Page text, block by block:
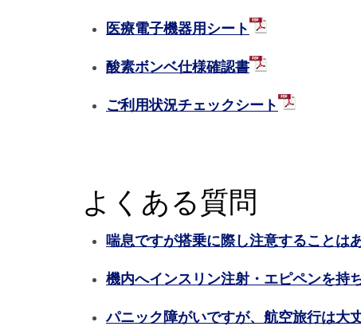
医療電子機器用シート
酸素ボンベ仕様確認書
ご利用状況チェックシート
よくある質問
喘息ですが搭乗に際し注意することは
機内へインスリン注射・エピペンを持
パニック障がいですが、航空旅行は大